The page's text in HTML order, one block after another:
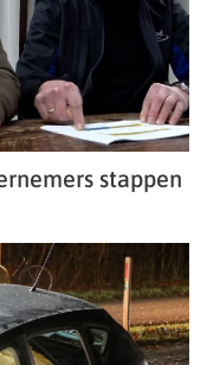
stappen